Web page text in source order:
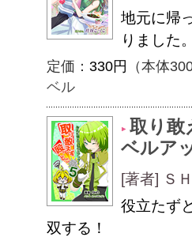
地元に帰
りました
定価： 330円
（本体
ベル
取り
ベルア
[著者] Ｓ
役立たず
双する！